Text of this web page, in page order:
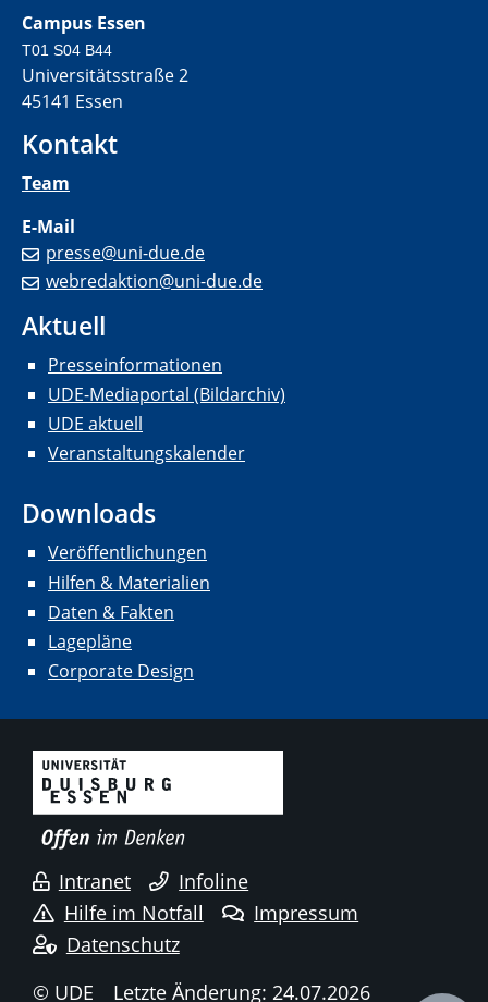
Campus Essen
T01 S04 B44
Universitätsstraße 2
45141 Essen
Kontakt
Team
E-Mail
presse@uni-due.de
webredaktion@uni-due.de
Aktuell
Presseinformationen
UDE-Mediaportal (Bildarchiv)
UDE aktuell
Veranstaltungskalender
Downloads
Veröffentlichungen
Hilfen & Materialien
Daten & Fakten
Lagepläne
Corporate Design
Intranet
Infoline
Hilfe im Notfall
Impressum
Datenschutz
© UDE
Letzte Änderung: 24.07.2026